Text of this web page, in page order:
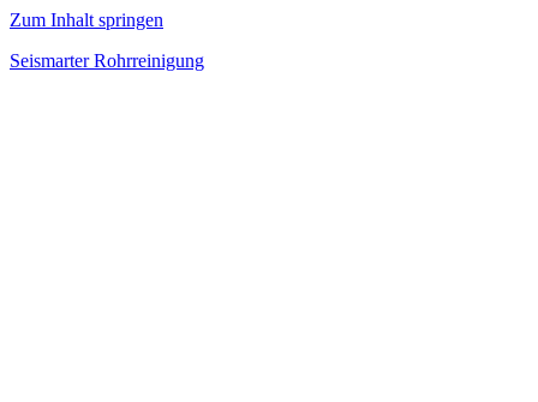
Zum Inhalt springen
Seismarter Rohrreinigung